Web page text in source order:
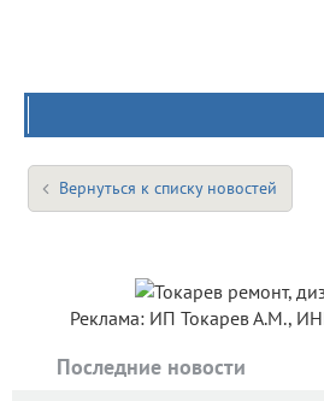
Вернуться к списку новостей
Реклама: ИП Токарев А.М.,
Последние новости